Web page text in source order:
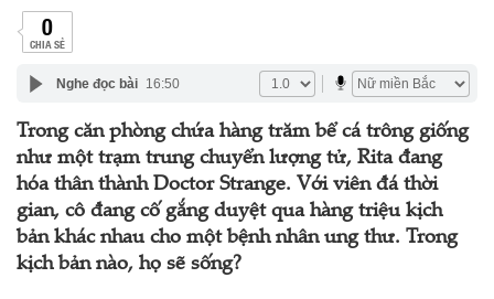
0
CHIA SẺ
Nghe đọc bài 16:50
Trong căn phòng chứa hàng trăm bể cá trông giống
như một trạm trung chuyển lượng tử, Rita đang
hóa thân thành Doctor Strange. Với viên đá thời
gian, cô đang cố gắng duyệt qua hàng triệu kịch
bản khác nhau cho một bệnh nhân ung thư. Trong
kịch bản nào, họ sẽ sống?